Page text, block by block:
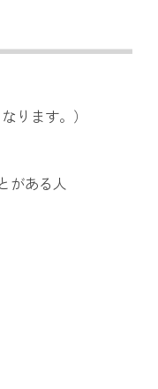
ります。）
がある人